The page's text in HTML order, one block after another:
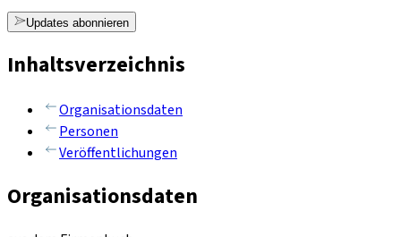
Updates abonnieren
Inhaltsverzeichnis
Organisationsdaten
Personen
Veröffentlichungen
Organisationsdaten